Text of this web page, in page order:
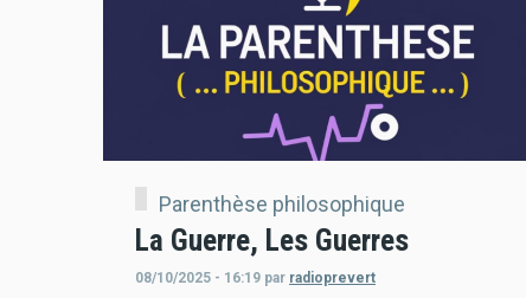
Parenthèse philosophique
La Guerre, Les Guerres
08/10/2025 - 16:19 par radioprevert